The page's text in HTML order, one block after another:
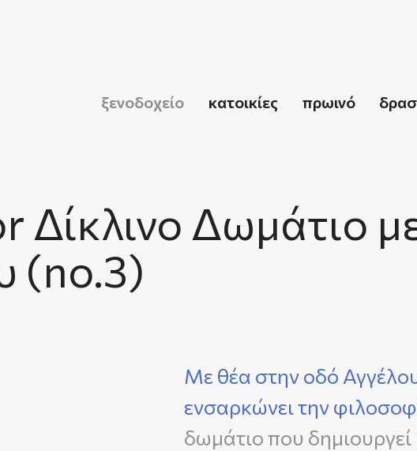
ξενοδοχείο κατοικίες πρωινό
Δίκλινο Δωμάτιο
(no.3)
Με θέα στην οδό
ενσαρκώνει την
δωμάτιο που